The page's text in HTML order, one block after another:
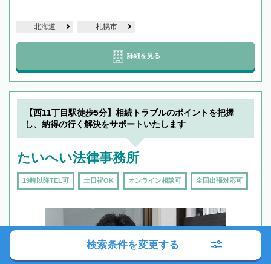
北海道 札幌市
詳細を見る
【西11丁目駅徒歩5分】相続トラブルのポイントを把握
し、納得の行く解決をサポートいたします
たいへい法律事務所
19時以降TEL可 土日祝OK オンライン相談可 全国出張対応可
検索条件を変更する